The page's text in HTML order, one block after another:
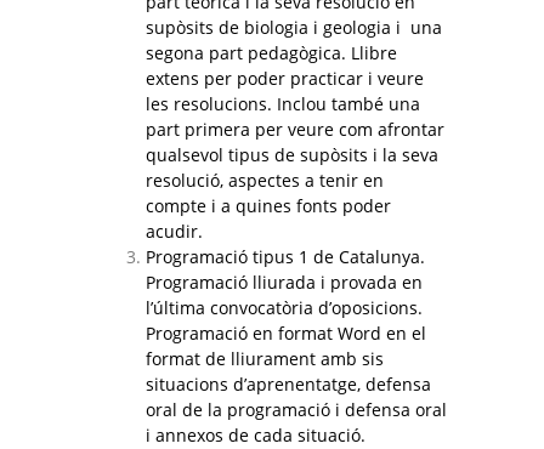
supòsits de biologia i geologia i una
segona part pedagògica. Llibre
extens per poder practicar i veure
les resolucions. Inclou també una
part primera per veure com afrontar
qualsevol tipus de supòsits i la seva
resolució, aspectes a tenir en
compte i a quines fonts poder
acudir.
Programació tipus 1 de Catalunya.
Programació lliurada i provada en
l’última convocatòria d’oposicions.
Programació en format Word en el
format de lliurament amb sis
situacions d’aprenentatge, defensa
oral de la programació i defensa oral
i annexos de cada situació.